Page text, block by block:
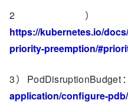
2）
https://kubernetes.io/
priority-preemption/
3）PodDisruptionBudget
application/configure-pdb/